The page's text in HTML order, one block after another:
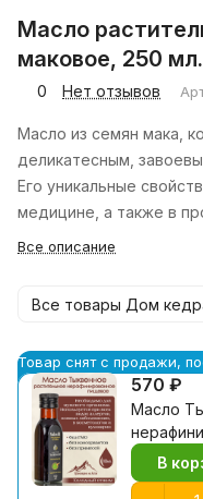
Масло
маковое, 250 мл.
0 Нет отзывов
Масло из семян мака,
деликатесным,
Его уникальные
медицине, а также в
семян мака используют
косметических
Все описание
Все товары Дом
Товар снят с продажи,
570 ₽
Масло
В